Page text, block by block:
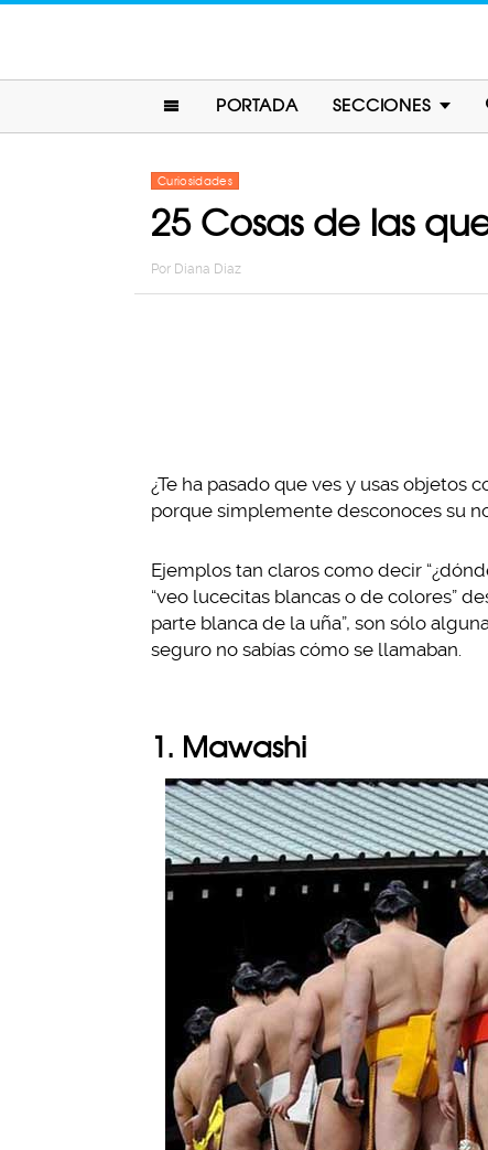
PORTADA SECCIONES
Curiosidades
25 Cosas de las
Por Diana Diaz
¿Te ha pasado que ves y usas
porque simplemente desconoces su
Ejemplos tan claros como decir
“veo lucecitas blancas o de colores”
parte blanca de la uña”, son sólo
seguro no sabías cómo se llamaban.
1. Mawashi